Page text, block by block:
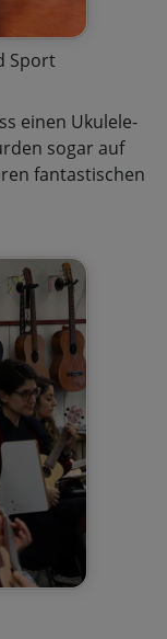
Sport
einen Ukulele-
sogar auf
fantastischen